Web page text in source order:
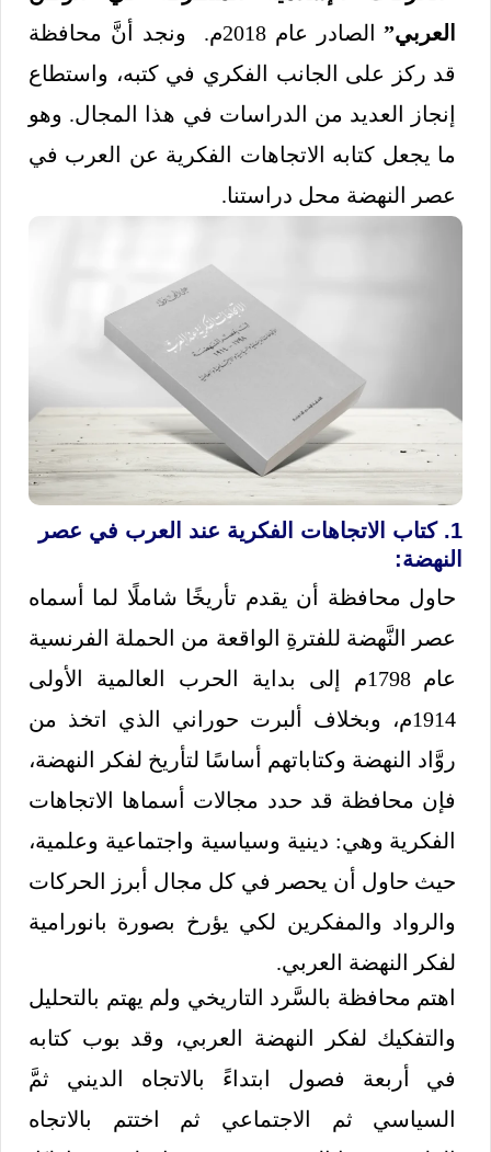
العربي”
الصادر عام 2018م. ونجد أنَّ محافظة
قد ركز على الجانب الفكري في كتبه، واستطاع
إنجاز العديد من الدراسات في هذا المجال. وهو
ما يجعل كتابه الاتجاهات الفكرية عن العرب في
عصر النهضة محل دراستنا.
1. كتاب الاتجاهات الفكرية عند العرب في عصر
النهضة:
حاول محافظة أن يقدم تأريخًا شاملًا لما أسماه
عصر النَّهضة للفترةِ الواقعة من الحملة الفرنسية
عام 1798م إلى بداية الحرب العالمية الأولى
1914م، وبخلاف ألبرت حوراني الذي اتخذ من
روَّاد النهضة وكتاباتهم أساسًا لتأريخ لفكر النهضة،
فإن محافظة قد حدد مجالات أسماها الاتجاهات
الفكرية وهي: دينية وسياسية واجتماعية وعلمية،
حيث حاول أن يحصر في كل مجال أبرز الحركات
والرواد والمفكرين لكي يؤرخ بصورة بانورامية
لفكر النهضة العربي.
اهتم محافظة بالسَّرد التاريخي ولم يهتم بالتحليل
والتفكيك لفكر النهضة العربي، وقد بوب كتابه
في أربعة فصول ابتداءً بالاتجاه الديني ثمَّ
السياسي ثم الاجتماعي ثم اختتم بالاتجاه